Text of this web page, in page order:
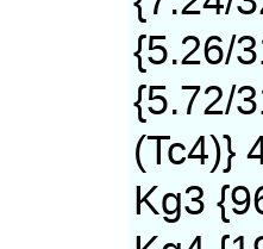
{5.26/
{5.72/
(Tc4)}
Kg3